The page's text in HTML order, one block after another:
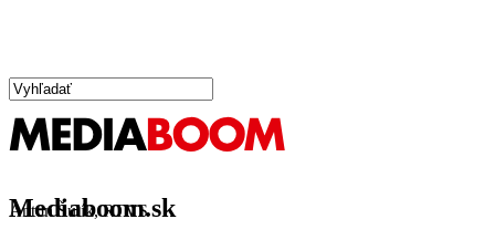
Mediaboom.sk
Anton Šulík, RTVS